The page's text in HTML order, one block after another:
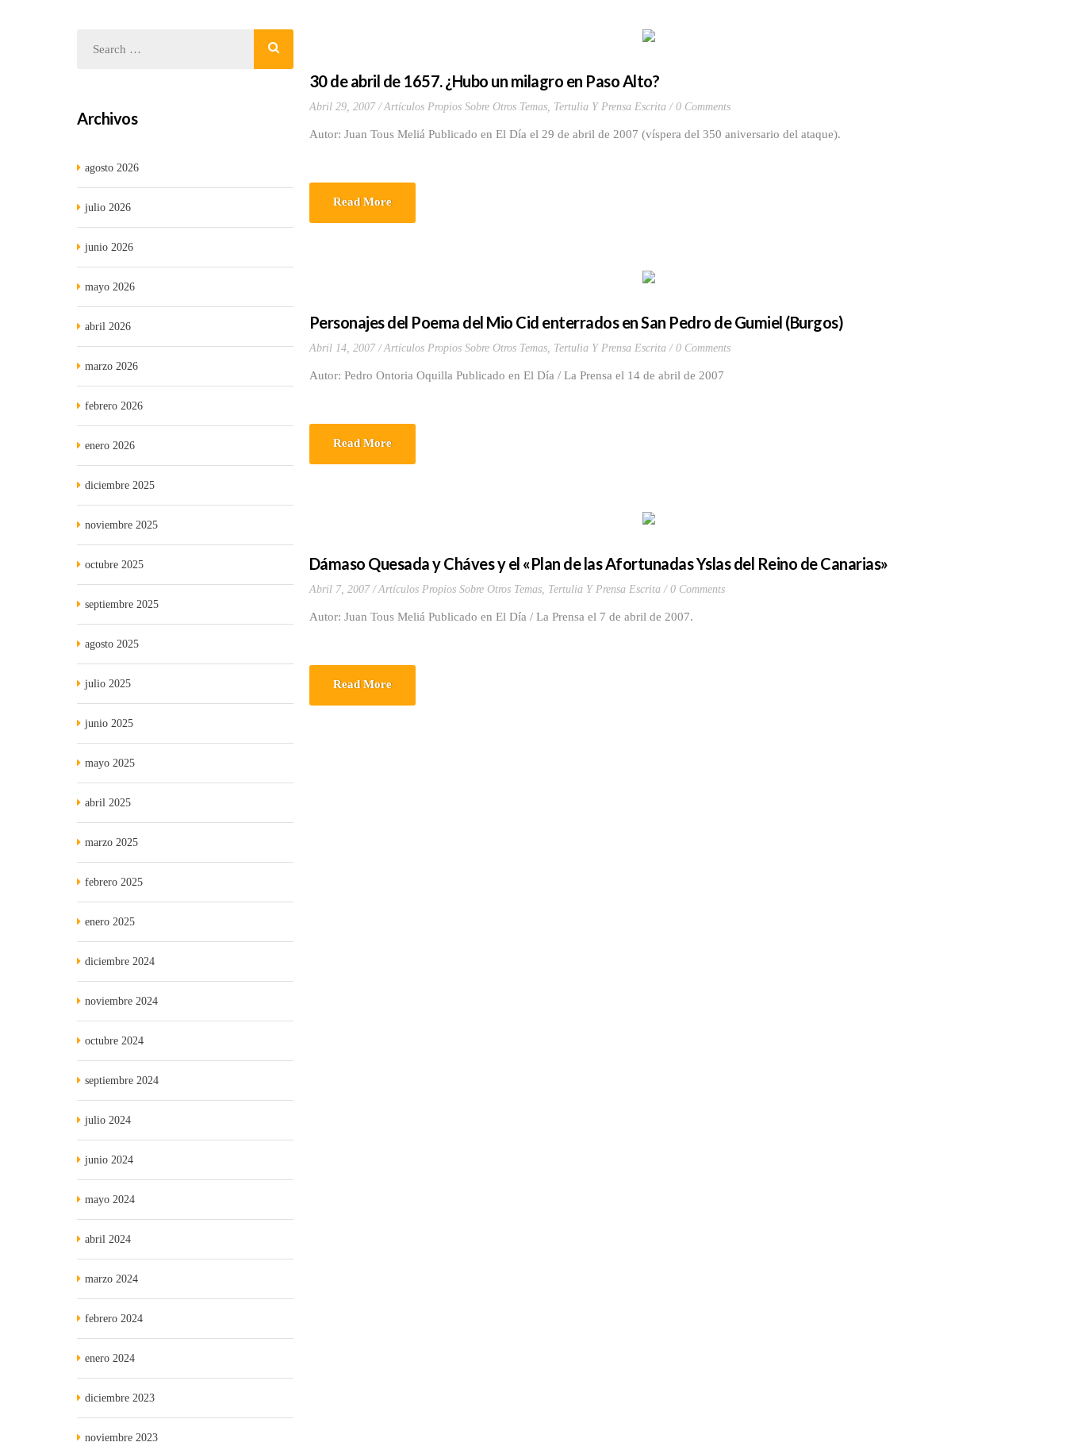
30 de abril de 1657. ¿Hubo un milagro en Paso Alto?
Abril 29, 2007 Artículos Propios Sobre Otros Temas, Tertulia Y Prensa Escrita 0 Comments
Autor: Juan Tous Meliá Publicado en El Día el 29 de abril de 2007 (víspera del 350 aniversario del ataque).
Read More
Personajes del Poema del Mio Cid enterrados en San Pedro de Gumiel (Burgos)
Abril 14, 2007 Artículos Propios Sobre Otros Temas, Tertulia Y Prensa Escrita 0 Comments
Autor: Pedro Ontoria Oquilla Publicado en El Día / La Prensa el 14 de abril de 2007
Read More
Dámaso Quesada y Cháves y el «Plan de las Afortunadas Yslas del Reino de Canarias»
Abril 7, 2007 Artículos Propios Sobre Otros Temas, Tertulia Y Prensa Escrita 0 Comments
Autor: Juan Tous Meliá Publicado en El Día / La Prensa el 7 de abril de 2007.
Read More
Archivos
agosto 2026
julio 2026
junio 2026
mayo 2026
abril 2026
marzo 2026
febrero 2026
enero 2026
diciembre 2025
noviembre 2025
octubre 2025
septiembre 2025
agosto 2025
julio 2025
junio 2025
mayo 2025
abril 2025
marzo 2025
febrero 2025
enero 2025
diciembre 2024
noviembre 2024
octubre 2024
septiembre 2024
julio 2024
junio 2024
mayo 2024
abril 2024
marzo 2024
febrero 2024
enero 2024
diciembre 2023
noviembre 2023